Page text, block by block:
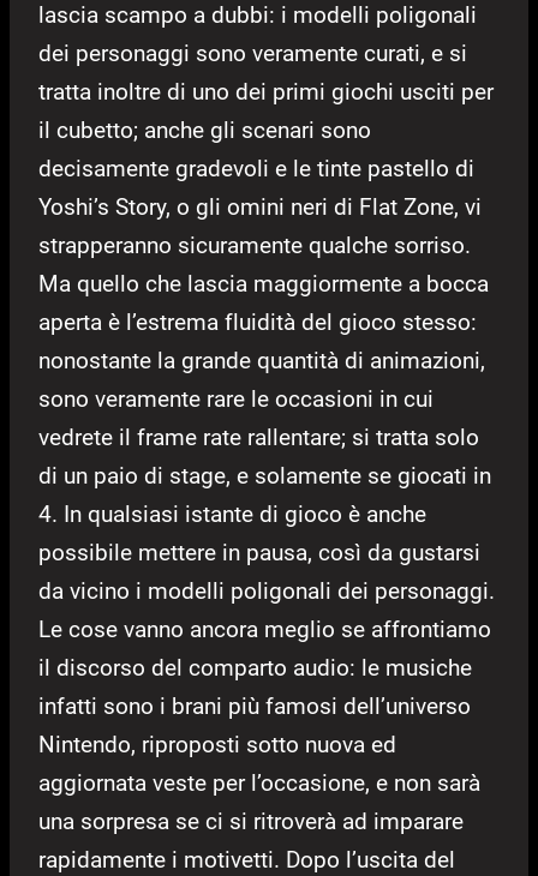
lascia scampo a dubbi: i modelli poligonali
dei personaggi sono veramente curati, e si
tratta inoltre di uno dei primi giochi usciti per
il cubetto; anche gli scenari sono
decisamente gradevoli e le tinte pastello di
Yoshi’s Story, o gli omini neri di Flat Zone, vi
strapperanno sicuramente qualche sorriso.
Ma quello che lascia maggiormente a bocca
aperta è l’estrema fluidità del gioco stesso:
nonostante la grande quantità di animazioni,
sono veramente rare le occasioni in cui
vedrete il frame rate rallentare; si tratta solo
di un paio di stage, e solamente se giocati in
4. In qualsiasi istante di gioco è anche
possibile mettere in pausa, così da gustarsi
da vicino i modelli poligonali dei personaggi.
Le cose vanno ancora meglio se affrontiamo
il discorso del comparto audio: le musiche
infatti sono i brani più famosi dell’universo
Nintendo, riproposti sotto nuova ed
aggiornata veste per l’occasione, e non sarà
una sorpresa se ci si ritroverà ad imparare
rapidamente i motivetti. Dopo l’uscita del